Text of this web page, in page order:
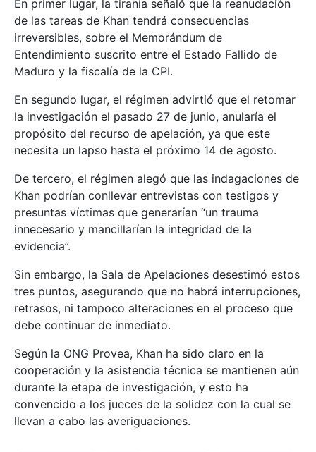
En primer lugar, la tiranía señaló que la reanudación
de las tareas de Khan tendrá consecuencias
irreversibles, sobre el Memorándum de
Entendimiento suscrito entre el Estado Fallido de
Maduro y la fiscalía de la CPI.
En segundo lugar, el régimen advirtió que el retomar
la investigación el pasado 27 de junio, anularía el
propósito del recurso de apelación, ya que este
necesita un lapso hasta el próximo 14 de agosto.
De tercero, el régimen alegó que las indagaciones de
Khan podrían conllevar entrevistas con testigos y
presuntas víctimas que generarían “un trauma
innecesario y mancillarían la integridad de la
evidencia”.
Sin embargo, la Sala de Apelaciones desestimó estos
tres puntos, asegurando que no habrá interrupciones,
retrasos, ni tampoco alteraciones en el proceso que
debe continuar de inmediato.
Según la ONG Provea, Khan ha sido claro en la
cooperación y la asistencia técnica se mantienen aún
durante la etapa de investigación, y esto ha
convencido a los jueces de la solidez con la cual se
llevan a cabo las averiguaciones.